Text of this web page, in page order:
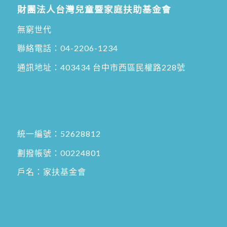
財團法人台灣兒童暨家庭扶助基金會
無窮世代
聯絡電話： 04-2206-1234
通訊地址： 403434 台中市西區民權路228號
統一編號：52628812
劃撥帳號：00224801
戶名：家扶基金會